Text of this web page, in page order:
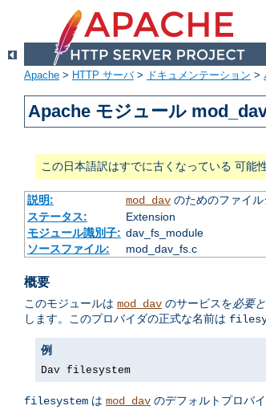
Apache > HTTP サーバ> ドキュメンテーション >
Apache モジュール
この日本語訳はすでに古くなっている 可能
説明: mod_davのためのファイル
ステータス:
Extension
モジュール識別子: dav_fs_module
ソースファイル:
mod_dav_fs.c
概要
このモジュールは mod_dav のサービスを必要
します。このプロバイダの正式な名前は
例
Dav filesystem
filesystem は mod_dav のデフォルトプロバ